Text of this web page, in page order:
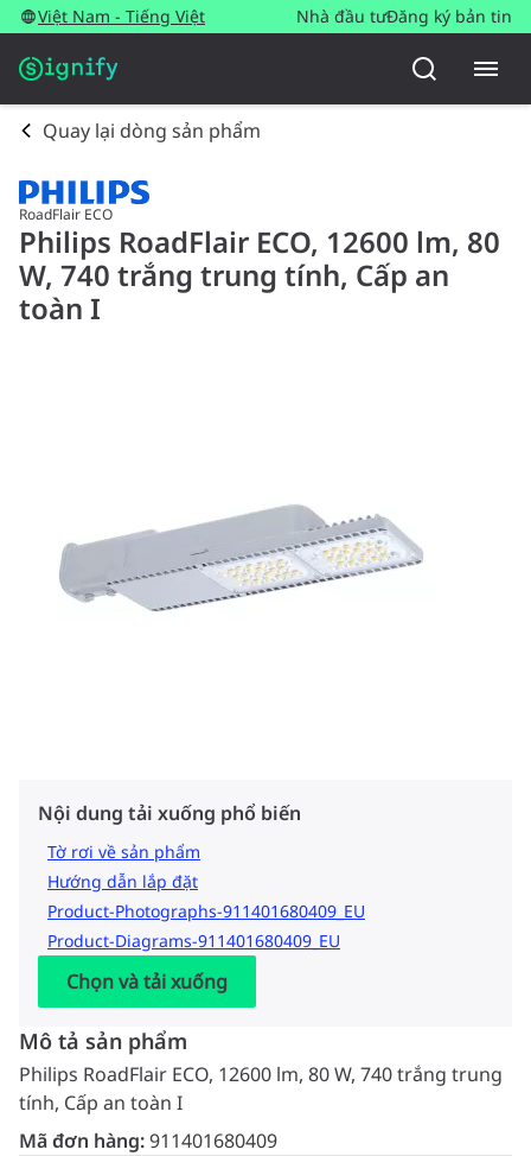
Việt Nam - Tiếng Việt Nhà đầu tưĐăng ký bản tin
Quay lại dòng sản phẩm
RoadFlair ECO
Philips RoadFlair ECO, 12600 lm, 80
W, 740 trắng trung tính, Cấp an
toàn I
Nội dung tải xuống phổ biến
Tờ rơi về sản phẩm
Hướng dẫn lắp đặt
Product-Photographs-911401680409_EU
Product-Diagrams-911401680409_EU
Chọn và tải xuống
Mô tả sản phẩm
Philips RoadFlair ECO, 12600 lm, 80 W, 740 trắng trung
tính, Cấp an toàn I
Mã đơn hàng:911401680409